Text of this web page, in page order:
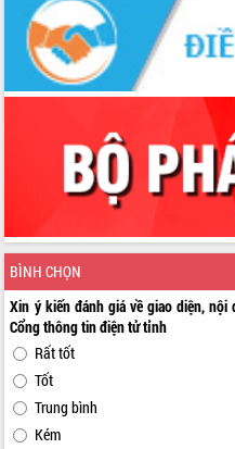
BÌNH CHỌN
Xin ý kiến đánh giá về giao diện,
Cổng thông tin điện tử tỉnh
Rất tốt
Tốt
Trung bình
Kém